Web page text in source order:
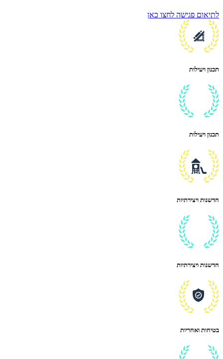
לתיאום פגישה לחצו כאן
תכנון ויעילות
תכנון ויעילות
חדשנות ויצירתיות
חדשנות ויצירתיות
בטיחות ואחריות